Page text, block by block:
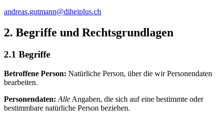
andreas.gutmann@diheiplus.ch
2. Begriffe und Rechts­grundlagen
2.1 Begriffe
Betroffene Person: Natürliche Person, über die wir Personen­daten
bearbeiten.
Personen­daten: Alle Angaben, die sich auf eine bestimmte oder
bestimmbare natürliche Person beziehen.